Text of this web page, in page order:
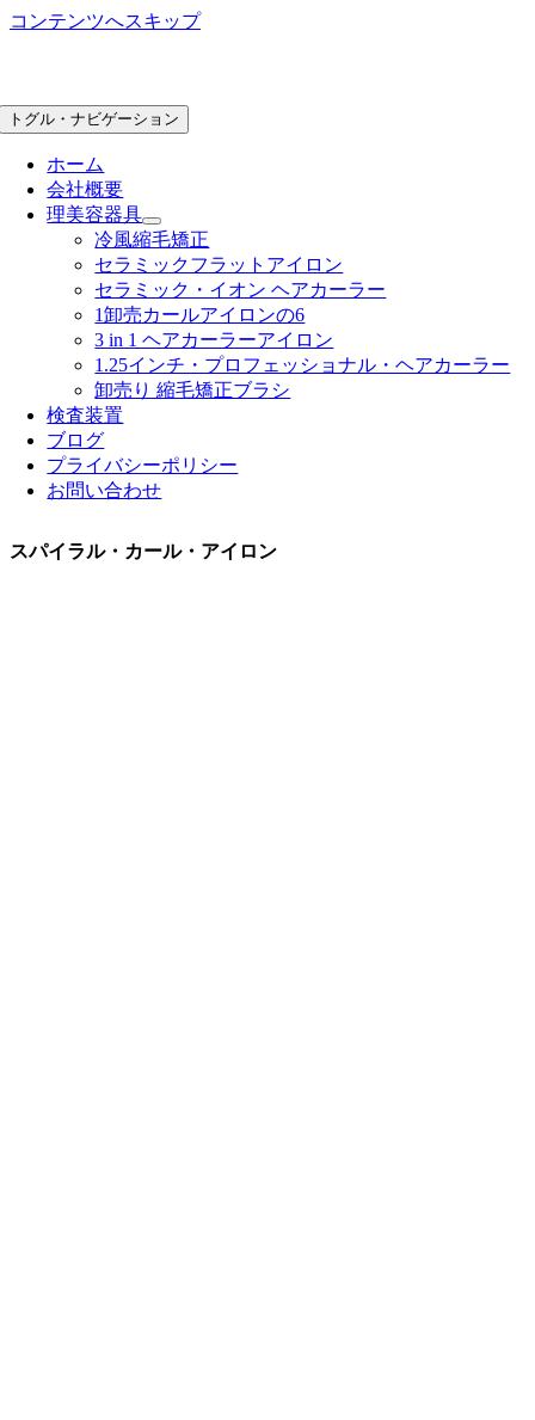
コンテンツへスキップ
トグル・ナビゲーション
ホーム
会社概要
理美容器具
冷風縮毛矯正
セラミックフラットアイロン
セラミック・イオン ヘアカーラー
1卸売カールアイロンの6
3 in 1 ヘアカーラーアイロン
1.25インチ・プロフェッショナル・ヘアカーラー
卸売り 縮毛矯正ブラシ
検査装置
ブログ
プライバシーポリシー
お問い合わせ
スパイラル・カール・アイロン